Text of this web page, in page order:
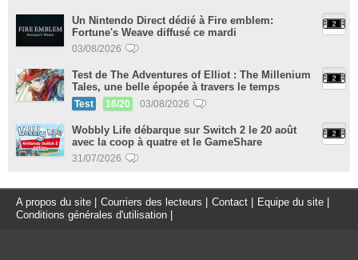
Un Nintendo Direct dédié à Fire emblem:
Fortune's Weave diffusé ce mardi
03/08/2026
Test de The Adventures of Elliot : The Millenium
Tales, une belle épopée à travers le temps
Test 16/20 03/08/2026
Wobbly Life débarque sur Switch 2 le 20 août
avec la coop à quatre et le GameShare
31/07/2026
A propos du site Courriers des lecteurs Contact Equipe du site
Conditions générales d'utilisation